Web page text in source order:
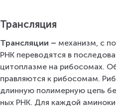
Транс­ля­ция
Транс­ля­ции – механизм, с
РНК пе­ре­во­дят­ся в
ци­то­плаз­ме на ри­бо­со­мах.
прав­ля­ют­ся к ри­бо­со­мам.
длин­ную по­ли­мер­ную цепь
ных РНК. Для каж­дой